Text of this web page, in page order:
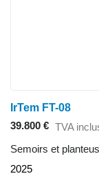
IrTem FT-08
39.800 € TVA
Semoirs et
2025